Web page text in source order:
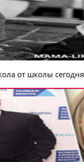
от школы